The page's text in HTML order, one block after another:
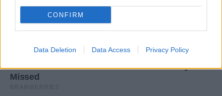
CONFIRM
Data Deletion Data Access Privacy Policy